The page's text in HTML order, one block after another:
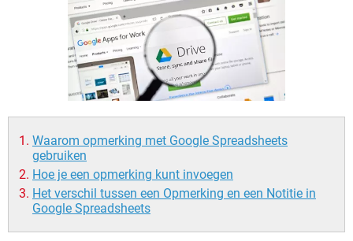
Waarom opmerking met Google Spreadsheets
gebruiken
Hoe je een opmerking kunt invoegen
Het verschil tussen een Opmerking en een Notitie in
Google Spreadsheets